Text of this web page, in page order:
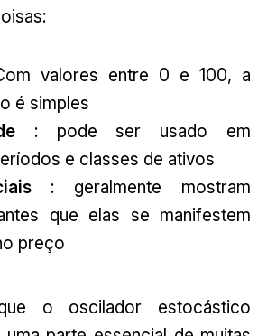
valores entre 0 e 100, a
é simples
: pode ser usado em
e classes de ativos
: geralmente mostram
que elas se manifestem
preço
o oscilador estocástico